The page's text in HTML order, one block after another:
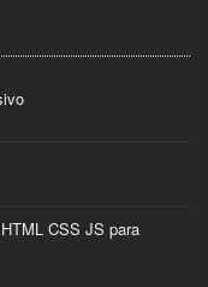
CSS JS para